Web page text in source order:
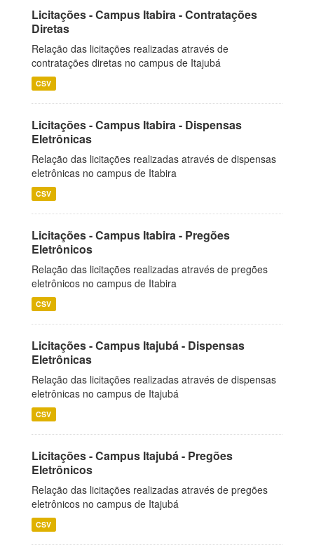
Licitações - Campus Itabira - Contratações
Diretas
Relação das licitações realizadas através de
contratações diretas no campus de Itajubá
CSV
Licitações - Campus Itabira - Dispensas
Eletrônicas
Relação das licitações realizadas através de dispensas
eletrônicas no campus de Itabira
CSV
Licitações - Campus Itabira - Pregões
Eletrônicos
Relação das licitações realizadas através de pregões
eletrônicos no campus de Itabira
CSV
Licitações - Campus Itajubá - Dispensas
Eletrônicas
Relação das licitações realizadas através de dispensas
eletrônicas no campus de Itajubá
CSV
Licitações - Campus Itajubá - Pregões
Eletrônicos
Relação das licitações realizadas através de pregões
eletrônicos no campus de Itajubá
CSV